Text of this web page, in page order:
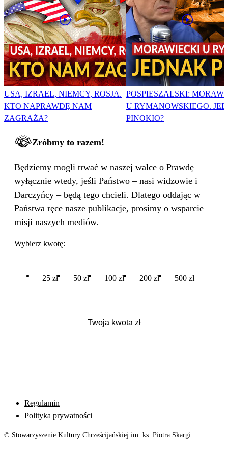
USA, IZRAEL, NIEMCY, ROSJA.
KTO NAPRAWDĘ NAM
ZAGRAŻA?
POSPIESZALSKI:
U RYMANOWSKIEGO.
PINOKIO?
Zróbmy to razem!
Będziemy mogli trwać w naszej walce o Prawdę
wyłącznie wtedy, jeśli Państwo – nasi widzowie i
Darczyńcy – będą tego chcieli. Dlatego oddając w
Państwa ręce nasze publikacje, prosimy o wsparcie
misji naszych mediów.
Wybierz kwotę:
25 zł 50 zł 100 zł 200 zł 500 zł
Regulamin
Polityka prywatności
© Stowarzyszenie Kultury Chrześcijańskiej im. ks. Piotra Skargi